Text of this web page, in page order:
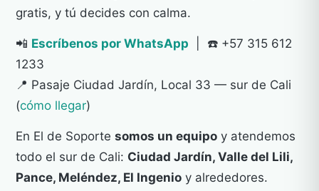
gratis, y tú decides con calma.
📲 Escríbenos por WhatsApp | ☎️ +57 315 612
1233
📍 Pasaje Ciudad Jardín, Local 33 — sur de Cali
(cómo llegar)
En El de Soporte somos un equipo y atendemos
todo el sur de Cali: Ciudad Jardín, Valle del Lili,
Pance, Meléndez, El Ingenio y alrededores.